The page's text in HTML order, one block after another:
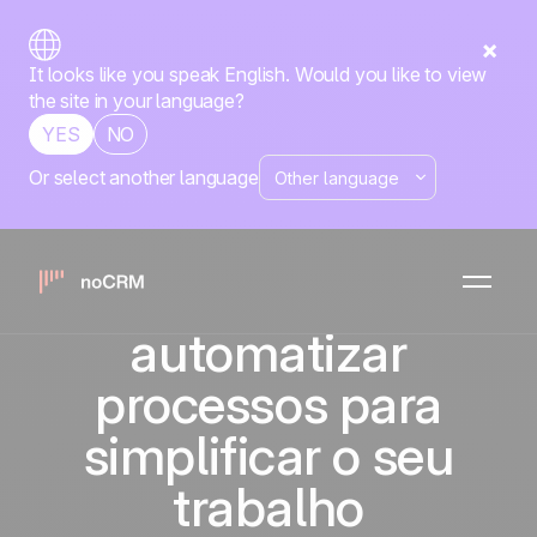
It looks like you speak English. Would you like to view
the site in your language?
YES
NO
Or select another languagePrimeiros
passos de
automação:
automatizar
processos para
simplificar o seu
trabalho